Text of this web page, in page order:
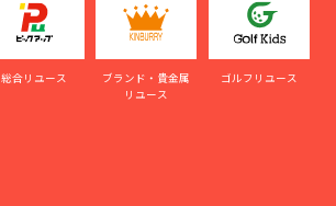
総合リユース
ブランド・貴金属
リユース
ゴルフリユース